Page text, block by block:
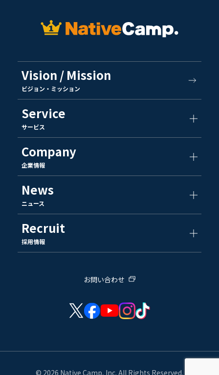
Vision / Mission
ビジョン・ミッション
Service
サービス
Company
企業情報
News
ニュース
Recruit
採用情報
お問い合わせ
© 2026 Native Camp, Inc. All Rights Reserved.